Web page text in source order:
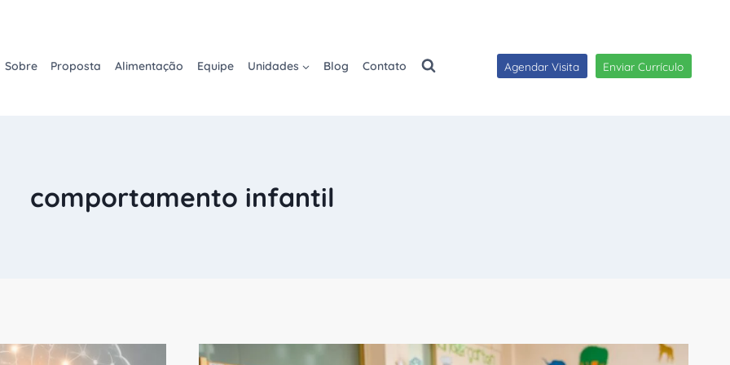
Sobre Proposta Alimentação Equipe Unidades Blog Contato Agendar Visita Enviar Currículo
comportamento infantil